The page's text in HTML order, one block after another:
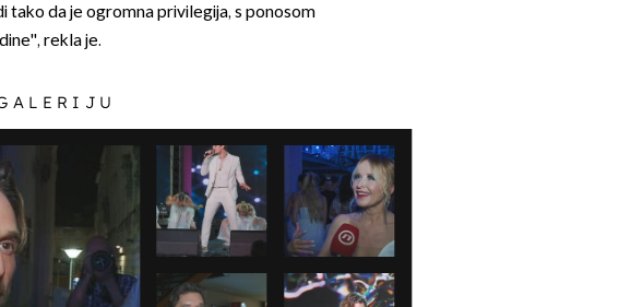
tako da je ogromna privilegija, s ponosom
rekla je.